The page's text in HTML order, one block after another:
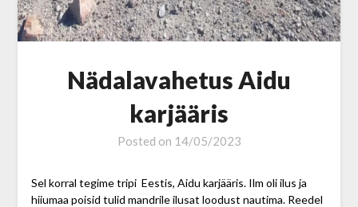
Nädalavahetus Aidu
karjääris
Posted on 14/05/2023
Sel korral tegime tripi Eestis, Aidu karjääris. Ilm oli ilus ja
hiiumaa poisid tulid mandrile ilusat loodust nautima. Reedel